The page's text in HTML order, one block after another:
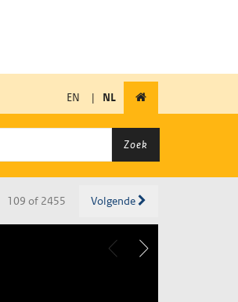
EN | NL
Zoek
109 of 2455 Volgende